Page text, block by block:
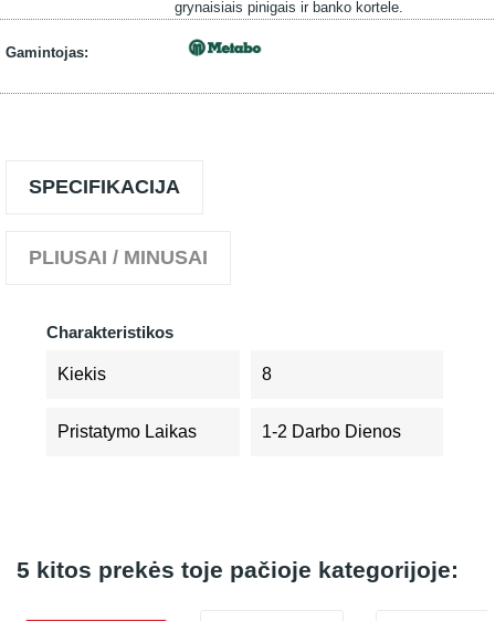
grynaisiais pinigais ir banko kortele.
Gamintojas:
SPECIFIKACIJA
PLIUSAI / MINUSAI
Charakteristikos
Kiekis 8
Pristatymo Laikas 1-2 Darbo Dienos
5 kitos prekės toje pačioje kategorijoje: